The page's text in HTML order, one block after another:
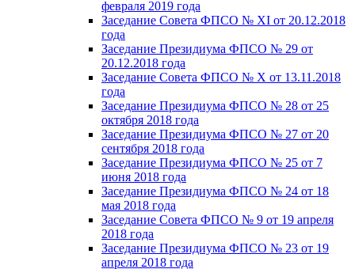
февраля 2019 года
Заседание Совета ФПСО № XI от 20.12.2018
года
Заседание Президиума ФПСО № 29 от
20.12.2018 года
Заседание Совета ФПСО № X от 13.11.2018
года
Заседание Президиума ФПСО № 28 от 25
октября 2018 года
Заседание Президиума ФПСО № 27 от 20
сентября 2018 года
Заседание Президиума ФПСО № 25 от 7
июня 2018 года
Заседание Президиума ФПСО № 24 от 18
мая 2018 года
Заседание Совета ФПСО № 9 от 19 апреля
2018 года
Заседание Президиума ФПСО № 23 от 19
апреля 2018 года